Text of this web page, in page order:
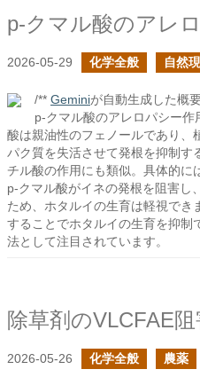
p-クマル酸のアレ
2026-05-29 化学全般 自然
/** Geminiが自動生成した概
p-クマル酸のアレロパシー
酸は親油性のフェノールであり、
パク質を失活させて発根を抑制す
チル酸の作用にも類似。具体的に
p-クマル酸がイネの発根を阻害し
ため、ホタルイの生育は軽視でき
することでホタルイの生育を抑制
法として注目されています。
2026-05-26 化学全般 農薬